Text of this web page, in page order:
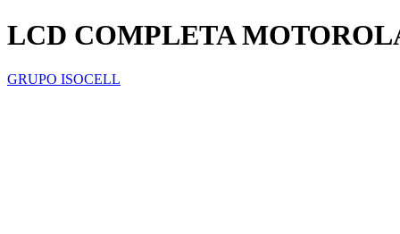
LCD COMPLETA
GRUPO ISOCELL